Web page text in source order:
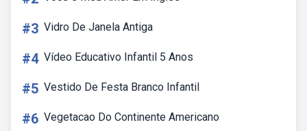
#3 Vidro De Janela Antiga
#4 Vídeo Educativo Infantil 5 Anos
#5 Vestido De Festa Branco Infantil
#6 Vegetacao Do Continente Americano